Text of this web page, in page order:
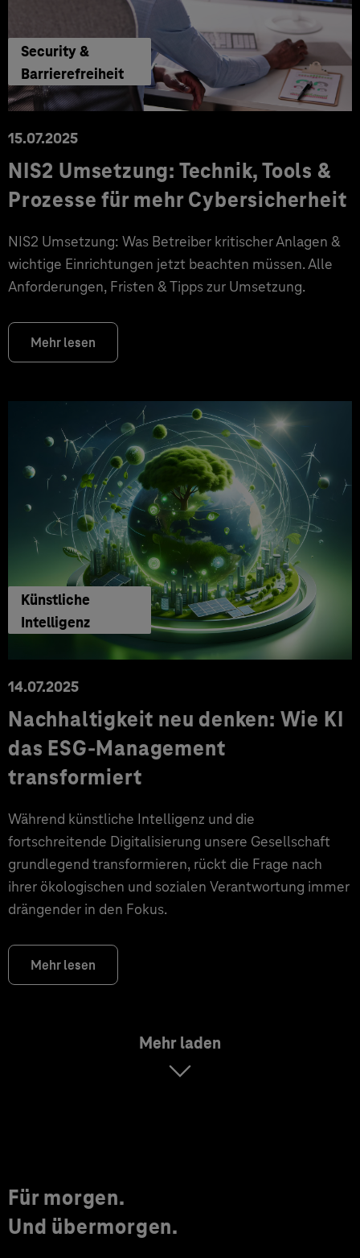
Security &
Barrierefreiheit
15.07.2025
NIS2 Umsetzung: Technik, Tools &
Prozesse für mehr Cybersicherheit
NIS2 Umsetzung: Was Betreiber kritischer Anlagen &
wichtige Einrichtungen jetzt beachten müssen. Alle
Anforderungen, Fristen & Tipps zur Umsetzung.
Mehr lesen
Künstliche
Intelligenz
14.07.2025
Nachhaltigkeit neu denken: Wie KI
das ESG-Management
transformiert
Während künstliche Intelligenz und die
fortschreitende Digitalisierung unsere Gesellschaft
grundlegend transformieren, rückt die Frage nach
ihrer ökologischen und sozialen Verantwortung immer
drängender in den Fokus.
Mehr lesen
Mehr laden
Für morgen.
Und übermorgen.